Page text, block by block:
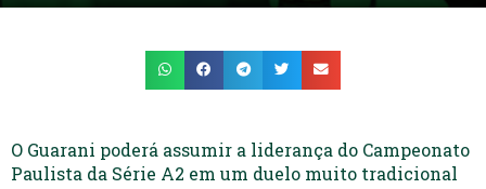
O Guarani poderá assumir a liderança do Campeonato
Paulista da Série A2 em um duelo muito tradicional